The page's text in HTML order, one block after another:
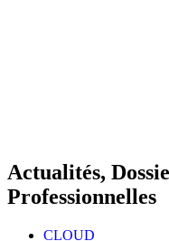
Actualités,
Professionnelles
CLOUD